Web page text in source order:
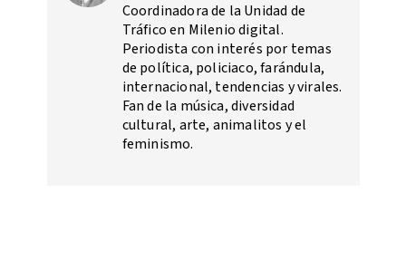
Coordinadora de la Unidad de
Tráfico en Milenio digital.
Periodista con interés por temas
de política, policiaco, farándula,
internacional, tendencias y virales.
Fan de la música, diversidad
cultural, arte, animalitos y el
feminismo.